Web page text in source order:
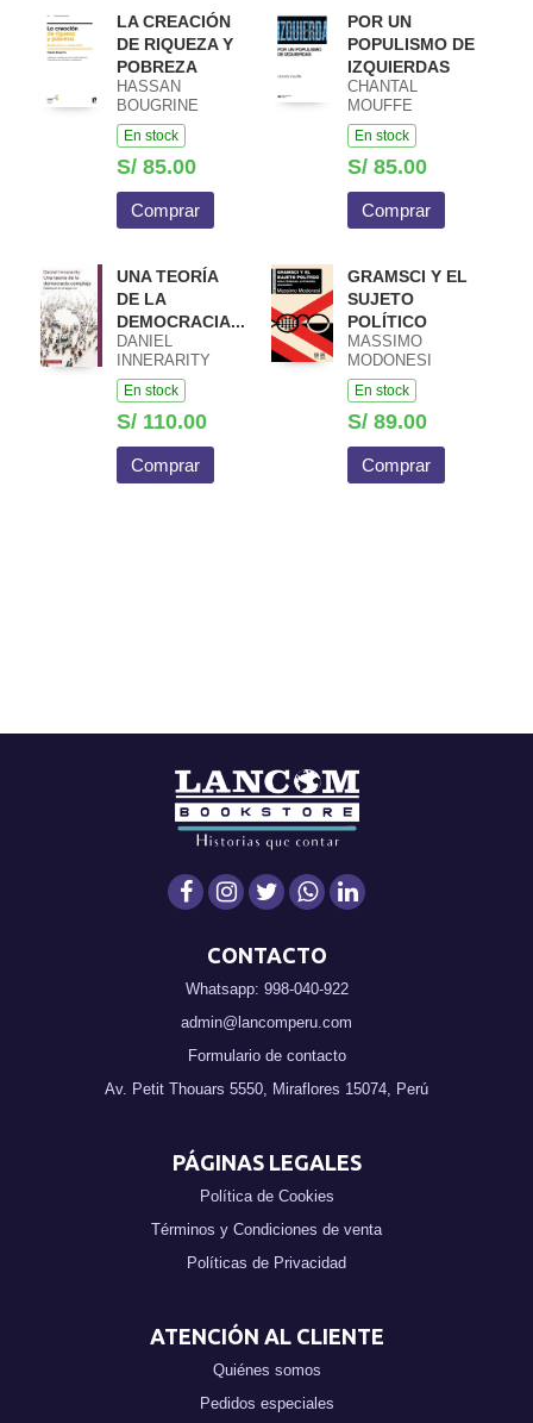
LA CREACIÓN
DE RIQUEZA Y
POBREZA
HASSAN
BOUGRINE
En stock
S/ 85.00
Comprar
POR UN
POPULISMO DE
IZQUIERDAS
CHANTAL
MOUFFE
En stock
S/ 85.00
Comprar
UNA TEORÍA
DE LA
DEMOCRACIA...
DANIEL
INNERARITY
En stock
S/ 110.00
Comprar
GRAMSCI Y EL
SUJETO
POLÍTICO
MASSIMO
MODONESI
En stock
S/ 89.00
Comprar
CONTACTO
Whatsapp: 998-040-922
admin@lancomperu.com
Formulario de contacto
Av. Petit Thouars 5550, Miraflores 15074, Perú
PÁGINAS LEGALES
Política de Cookies
Términos y Condiciones de venta
Políticas de Privacidad
ATENCIÓN AL CLIENTE
Quiénes somos
Pedidos especiales